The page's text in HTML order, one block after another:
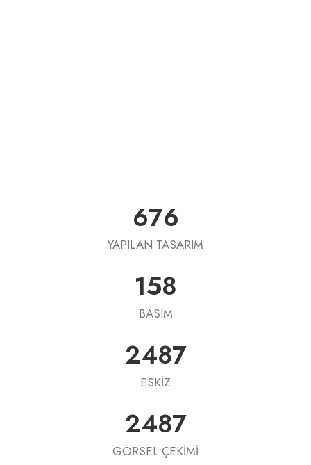
676
YAPILAN TASARIM
158
BASIM
2487
ESKİZ
2487
GÖRSEL ÇEKİMİ